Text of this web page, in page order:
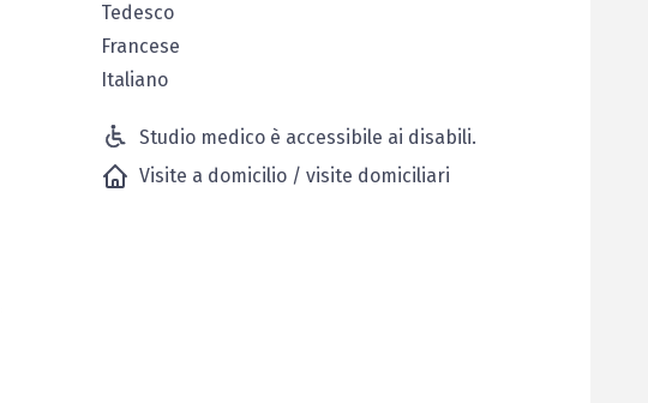
Tedesco
Francese
Italiano
Studio medico è accessibile ai disabili.
Visite a domicilio / visite domiciliari